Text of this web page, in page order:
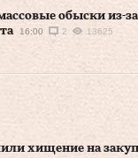
обыски из-за
16:00 2 13625
хищение на